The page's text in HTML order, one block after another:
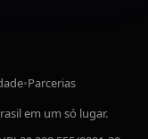
•Parcerias
em um só lugar.